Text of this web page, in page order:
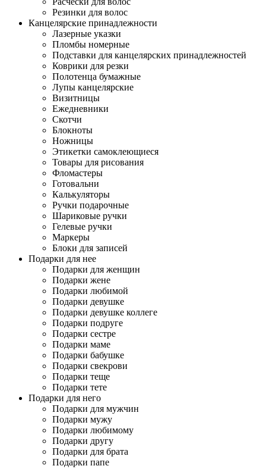
Резинки для волос
Канцелярские принадлежности
Лазерные указки
Пломбы номерные
Подставки для канцелярских принадлежностей
Коврики для резки
Полотенца бумажные
Лупы канцелярские
Визитницы
Ежедневники
Скотчи
Блокноты
Ножницы
Этикетки самоклеющиеся
Товары для рисования
Фломастеры
Готовальни
Калькуляторы
Ручки подарочные
Шариковые ручки
Гелевые ручки
Маркеры
Блоки для записей
Подарки для нее
Подарки для женщин
Подарки жене
Подарки любимой
Подарки девушке
Подарки девушке коллеге
Подарки подруге
Подарки сестре
Подарки маме
Подарки бабушке
Подарки свекрови
Подарки теще
Подарки тете
Подарки для него
Подарки для мужчин
Подарки мужу
Подарки любимому
Подарки другу
Подарки для брата
Подарки папе